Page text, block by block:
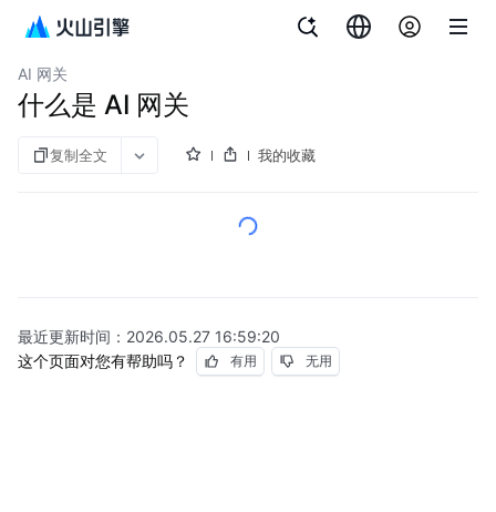
API 网关
AI 网关
什么是 AI 网关
复制全文 我的收藏
最近更新时间： 2026.05.27 16:59:20
这个页面对您有帮助吗？
有用 无用